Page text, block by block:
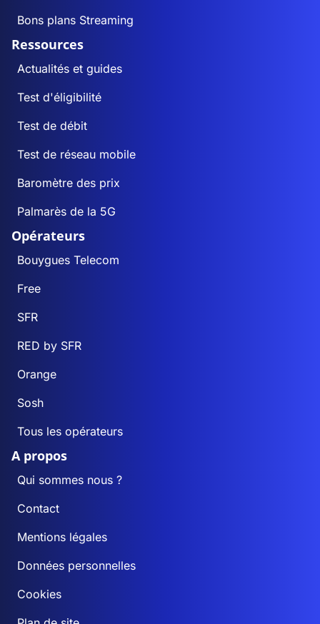
Bons plans Streaming
Ressources
Actualités et guides
Test d'éligibilité
Test de débit
Test de réseau mobile
Baromètre des prix
Palmarès de la 5G
Opérateurs
Bouygues Telecom
Free
SFR
RED by SFR
Orange
Sosh
Tous les opérateurs
A propos
Qui sommes nous ?
Contact
Mentions légales
Données personnelles
Cookies